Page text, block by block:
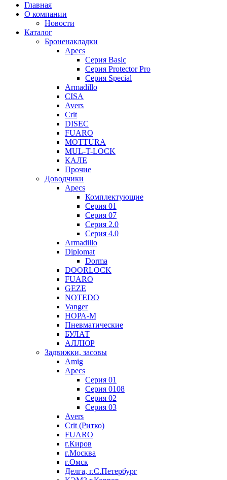
Главная
О компании
Новости
Каталог
Броненакладки
Apecs
Серия Basic
Серия Protector Pro
Серия Special
Armadillo
CISA
Avers
Crit
DISEC
FUARO
MOTTURA
MUL-T-LOCK
КАЛЕ
Прочие
Доводчики
Apecs
Комплектующие
Серия 01
Серия 07
Серия 2.0
Серия 4.0
Armadillo
Diplomat
Dorma
DOORLOCK
FUARO
GEZE
NOTEDO
Vanger
НОРА-М
Пневматические
БУЛАТ
АЛЛЮР
Задвижки, засовы
Amig
Apecs
Серия 01
Серия 0108
Серия 02
Серия 03
Avers
Crit (Ритко)
FUARO
г.Киров
г.Москва
г.Омск
Делга, г.С.Петербург